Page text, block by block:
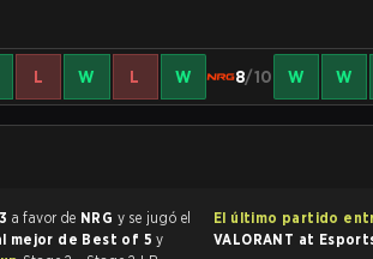
L W L W 8/10 W W
a favor de NRG y se jugó el
mejor de Best of 5y
El último partido
VALORANT at